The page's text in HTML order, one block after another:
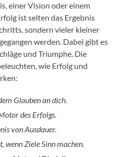
einer Vision oder einem
ist selten das Ergebnis
sondern vieler kleiner
werden. Dabei gibt es
und Triumphe. Die
wie Erfolg und
Glauben an dich.
des Erfolgs.
von Ausdauer.
wenn Ziele Sinn machen.